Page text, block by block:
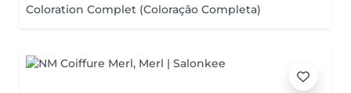
Coloration Complet (Coloração Completa)